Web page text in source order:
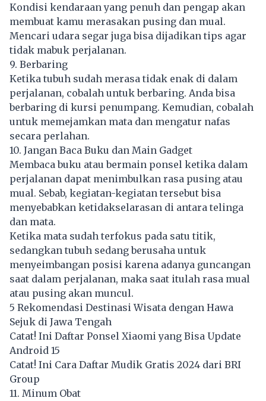
Kondisi kendaraan yang penuh dan pengap akan
membuat kamu merasakan pusing dan mual.
Mencari udara segar juga bisa dijadikan tips agar
tidak mabuk perjalanan.
9. Berbaring
Ketika tubuh sudah merasa tidak enak di dalam
perjalanan, cobalah untuk berbaring. Anda bisa
berbaring di kursi penumpang. Kemudian, cobalah
untuk memejamkan mata dan mengatur nafas
secara perlahan.
10. Jangan Baca Buku dan Main Gadget
Membaca buku atau bermain ponsel ketika dalam
perjalanan dapat menimbulkan rasa pusing atau
mual. Sebab, kegiatan-kegiatan tersebut bisa
menyebabkan ketidakselarasan di antara telinga
dan mata.
Ketika mata sudah terfokus pada satu titik,
sedangkan tubuh sedang berusaha untuk
menyeimbangan posisi karena adanya guncangan
saat dalam perjalanan, maka saat itulah rasa mual
atau pusing akan muncul.
5 Rekomendasi Destinasi Wisata dengan Hawa
Sejuk di Jawa Tengah
Catat! Ini Daftar Ponsel Xiaomi yang Bisa Update
Android 15
Catat! Ini Cara Daftar Mudik Gratis 2024 dari BRI
Group
11. Minum Obat